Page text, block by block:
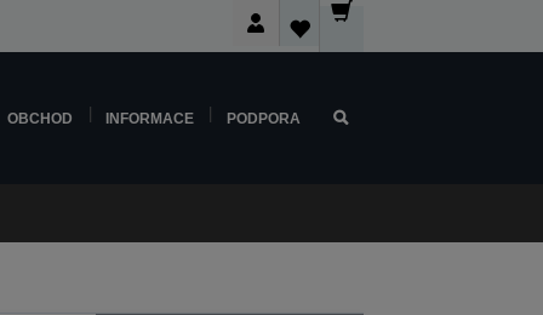
OBCHOD INFORMACE PODPORA